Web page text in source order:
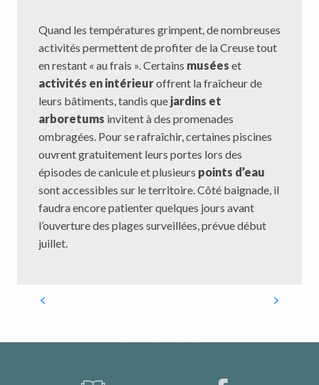
Quand les températures grimpent, de nombreuses
activités permettent de profiter de la Creuse tout
en restant « au frais ». Certains musées et
activités en intérieuroffrent la fraîcheur de
leurs bâtiments, tandis que jardins et
arboretums invitent à des promenades
ombragées. Pour se rafraîchir, certaines piscines
ouvrent gratuitement leurs portes lors des
épisodes de canicule et plusieurs points d’eau
sont accessibles sur le territoire. Côté baignade, il
faudra encore patienter quelques jours avant
l’ouverture des plages surveillées, prévue début
juillet.
Guéret ?